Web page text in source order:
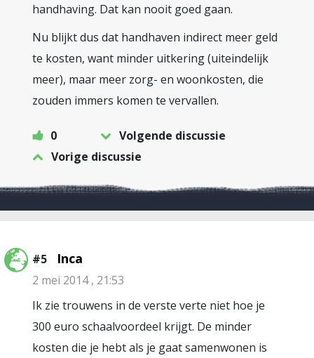
handhaving. Dat kan nooit goed gaan.
Nu blijkt dus dat handhaven indirect meer geld
te kosten, want minder uitkering (uiteindelijk
meer), maar meer zorg- en woonkosten, die
zouden immers komen te vervallen.
0
Volgende discussie
Vorige discussie
#5 Inca
2 mei 2014 , 21:53
Ik zie trouwens in de verste verte niet hoe je
300 euro schaalvoordeel krijgt. De minder
kosten die je hebt als je gaat samenwonen is